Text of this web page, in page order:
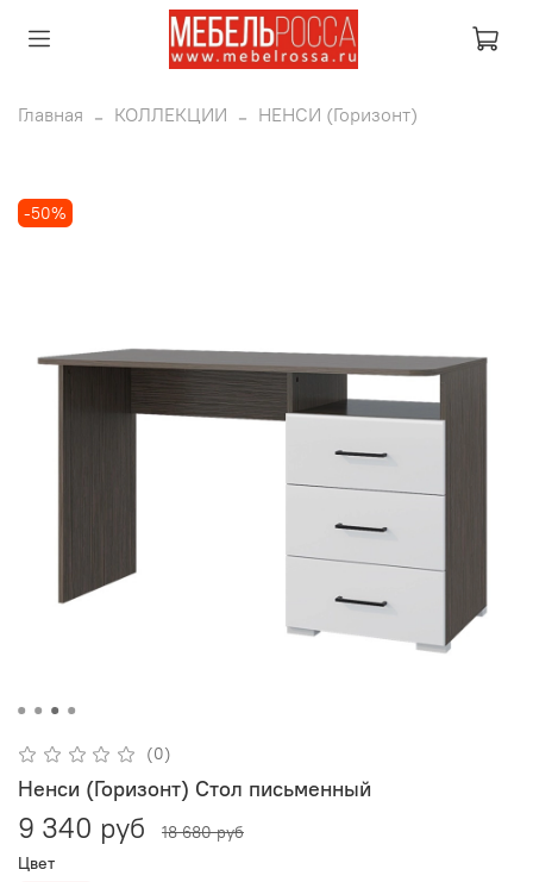
Главная КОЛЛЕКЦИИ НЕНСИ (Горизонт)
-50%
(0)
Ненси (Горизонт) Стол письменный
9 340 руб
18 680 руб
Цвет